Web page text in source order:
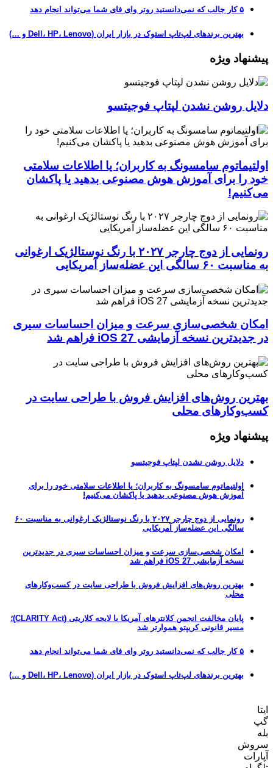
۵ کار جالب که نمی‌دانستید روتر وای فای شما می‌تواند انجام دهد
بهترین برندهای لپ‌تاپ استوک در بازار ایران (Dell، HP، Lenovo و …)
پیشنهاد ویژه
دلایل روشن نشدن لپتاپ فوجیتسو
اولتیماتوم سامسونگ به کاربران؛ یا اطلاعات سلامتی
خود را برای آموزش هوش مصنوعی بدهید یا پاکشان
می‌کنیم!
رونمایی از دوج چارجر ۲۰۲۷ با رنگ نوستالژیک ارغوانی
به مناسبت ۶۰ سالگی این عضله‌ساز آمریکایی
امکان شخصی‌سازی سرعت و میزان احساسات سیری
در جدیدترین نسخه آزمایشی iOS 27 فراهم شد
بهترین روش‌های افزایش فروش با طراحی سایت در
کسب‌وکارهای محلی
پیشنهاد ویژه
دلایل روشن نشدن لپتاپ فوجیتسو
اولتیماتوم سامسونگ به کاربران؛ یا اطلاعات سلامتی خود را برای
آموزش هوش مصنوعی بدهید یا پاکشان می‌کنیم!
رونمایی از دوج چارجر ۲۰۲۷ با رنگ نوستالژیک ارغوانی به مناسبت ۶۰
سالگی این عضله‌ساز آمریکایی
امکان شخصی‌سازی سرعت و میزان احساسات سیری در جدیدترین
نسخه آزمایشی iOS 27 فراهم شد
بهترین روش‌های افزایش فروش با طراحی سایت در کسب‌وکارهای
محلی
پایان مخالفت انجمن کلانترهای آمریکا با لایحه کلاریتی (CLARITY Act)؛
مسیر قانونی کریپتو هموارتر شد
۵ کار جالب که نمی‌دانستید روتر وای فای شما می‌تواند انجام دهد
بهترین برندهای لپ‌تاپ استوک در بازار ایران (Dell، HP، Lenovo و …)
ایتا
گپ
بله
سروش
آپارات